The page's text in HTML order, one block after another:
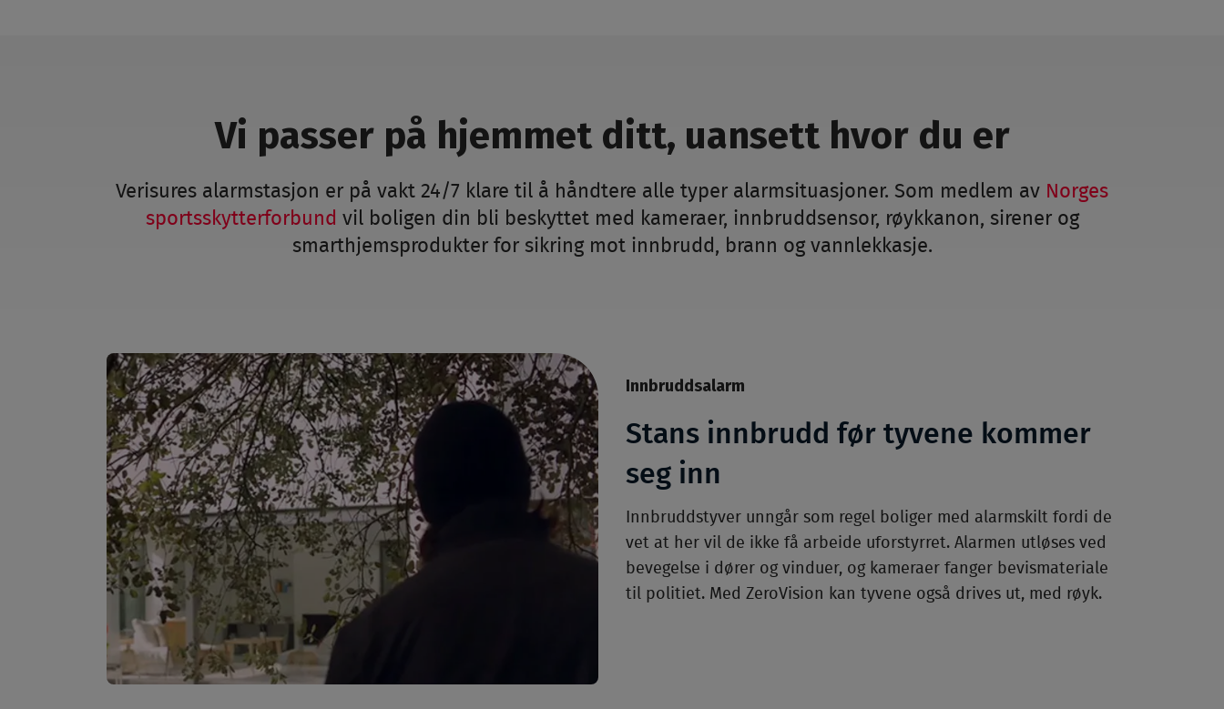
Vi passer på hjemmet ditt, uansett hvor du er
Verisures alarmstasjon er på vakt 24/7 klare til å håndtere alle typer alarmsituasjoner. Som medlem av Norges
sportsskytterforbund vil boligen din bli beskyttet med kameraer, innbruddsensor, røykkanon, sirener og
smarthjemsprodukter for sikring mot innbrudd, brann og vannlekkasje.
Innbruddsalarm
Stans innbrudd før tyvene kommer
seg inn
Innbruddstyver unngår som regel boliger med alarmskilt fordi de
vet at her vil de ikke få arbeide uforstyrret. Alarmen utløses ved
bevegelse i dører og vinduer, og kameraer fanger bevismateriale
til politiet. Med ZeroVision kan tyvene også drives ut, med røyk.